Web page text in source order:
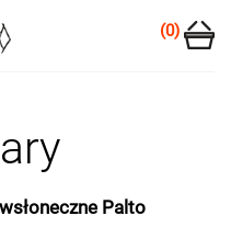
(0)
Palto